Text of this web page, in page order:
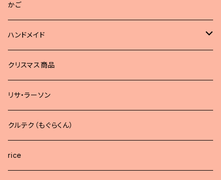
かご
ハンドメイド
どうぶつブローチ
クリスマス商品
リサ・ラーソン
クルテク（もぐらくん）
rice